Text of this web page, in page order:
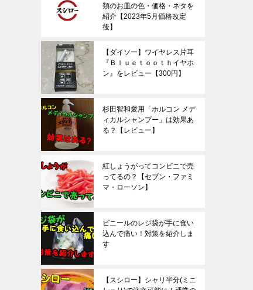
類のお皿の色・価格・ネタを
紹介【2023年5月価格改定
後】
【ダイソー】ワイヤレス片耳
『Ｂｌｕｅｔｏｏｔｈイヤホ
ン』をレビュー【300円】
杉田智和愛用「ホルコン メデ
ィカルシャンプー」は効果あ
る？【レビュー】
紅しょうがってコンビニで売
ってるの？【セブン・ファミ
マ・ローソン】
ビニールのレジ袋が手に食い
込んで痛い！対策を紹介しま
す
【スシロー】シャリ半分(ミニ